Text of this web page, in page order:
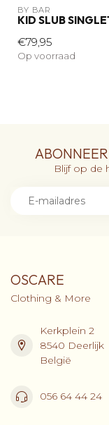
BY BAR
KID SLUB
€79,95
Op voorraad
Blijf op de
OSCARE
Clothing & More
Kerkplein 2
8540 Deerlijk
België
056 64 44 24